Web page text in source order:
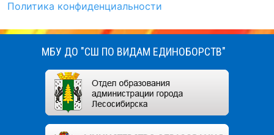
Политика конфиденциальности
МБУ ДО "СШ ПО ВИДАМ ЕДИНОБОРСТВ"